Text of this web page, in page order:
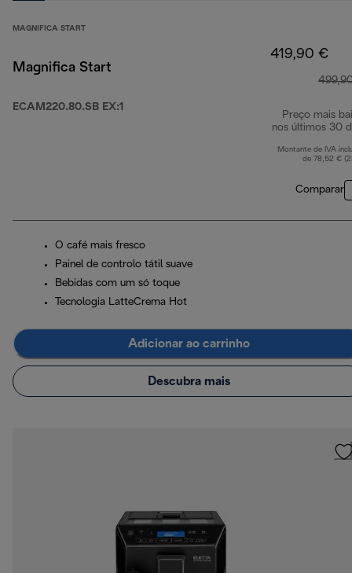
MAGNIFICA START
Magnifica Start
ECAM220.80.SB EX:1
419,90 €
Preço mais
nos últimos 30
Montante de IVA
de 78,52 €
Comparar
O café mais fresco
Painel de controlo tátil suave
Bebidas com um só toque
Tecnologia LatteCrema Hot
Adicionar ao carrinho
Descubra mais